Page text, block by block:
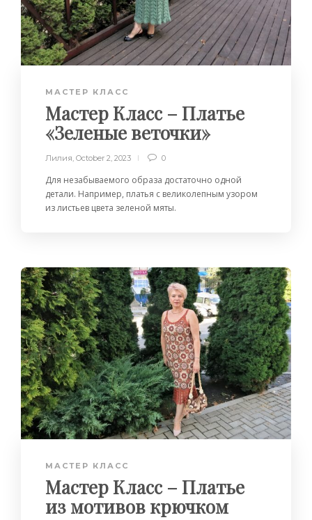
МАСТЕР КЛАСС
Мастер Класс – Платье
«Зеленые веточки»
Лилия, October 2, 2023 0
Для незабываемого образа достаточно одной
детали. Например, платья с великолепным узором
из листьев цвета зеленой мяты.
МАСТЕР КЛАСС
Мастер Класс – Платье
из мотивов крючком